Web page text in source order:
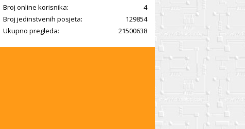
Broj online korisnika:
4
Broj jedinstvenih posjeta:
129854
Ukupno pregleda:
21500638